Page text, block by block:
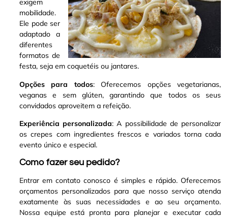
exigem
mobilidade.
Ele pode ser
adaptado a
diferentes
formatos de
festa, seja em coquetéis ou jantares.
Opções para todos: Oferecemos opções vegetarianas,
veganas e sem glúten, garantindo que todos os seus
convidados aproveitem a refeição.
Experiência personalizada: A possibilidade de personalizar
os crepes com ingredientes frescos e variados torna cada
evento único e especial.
Como fazer seu pedido?
Entrar em contato conosco é simples e rápido. Oferecemos
orçamentos personalizados para que nosso serviço atenda
exatamente às suas necessidades e ao seu orçamento.
Nossa equipe está pronta para planejar e executar cada